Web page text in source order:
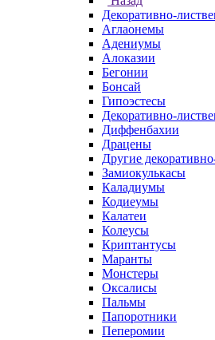
Декоративно-
Аглаонемы
Адениумы
Алоказии
Бегонии
Бонсай
Гипоэстесы
Декоративно-
Диффенбахии
Драцены
Другие
Замиокулькасы
Каладиумы
Кодиеумы
Калатеи
Колеусы
Криптантусы
Маранты
Монстеры
Оксалисы
Пальмы
Папоротники
Пеперомии